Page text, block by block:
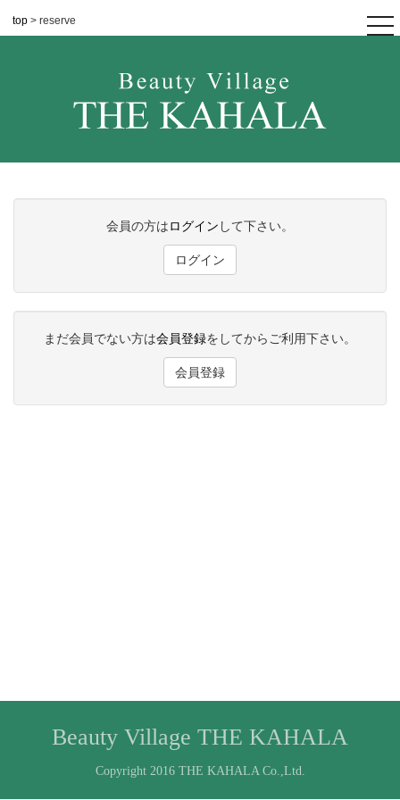
top > reserve
会員の方はログイン して下さい。
ログイン
まだ会員でない方は会員登録をしてからご利用下さい。
会員登録
Beauty Village THE KAHALA
Copyright 2016 THE KAHALA Co.,Ltd.